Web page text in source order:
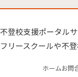
不登校支援ポータル
フリースクールや不
ホームお問